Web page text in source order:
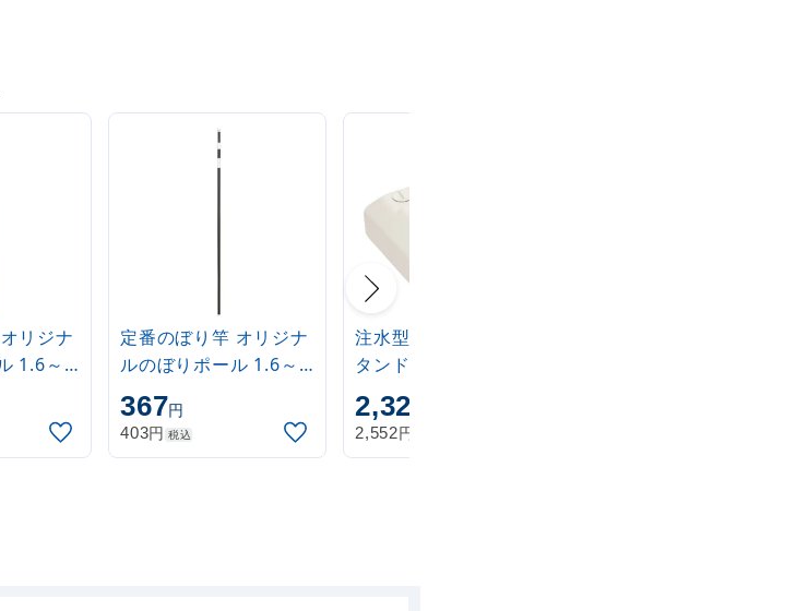
リジナ
1.6～
定番のぼり竿 オリジナ
ルのぼりポール 1.6～
3m 伸縮式 黒
(30537BLK)
367円
403円 税込
注水型マルチのぼりス
タンド 20L
2,320
2,552円